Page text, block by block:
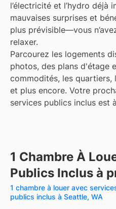
l’électricité et l’hydro déjà
mauvaises surprises et
plus prévisible—vous
relaxer.
Parcourez les logements
photos, des plans d'étage
commodités, les
et plus encore. Votre
services publics inclus est
1 Chambre À
Publics Inclus à
1 chambre à louer avec
publics inclus à Seattle, WA